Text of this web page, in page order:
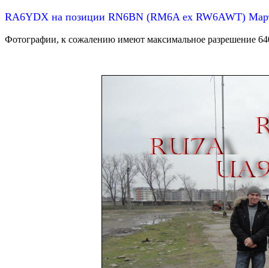
RA6YDX на позиции RN6BN (RM6A ex RW6AWT)
Фотографии, к сожалению имеют максимальное разрешение